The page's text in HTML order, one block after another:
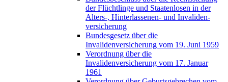
der Flüchtlinge und Staatenlosen in der
Alters-, Hinterlassenen- und Invaliden-
versicherung
Bundesgesetz über die
Invalidenversicherung vom 19. Juni 1959
Verordnung über die
Invalidenversicherung vom 17. Januar
1961